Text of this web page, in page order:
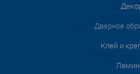
Дверное
Клей и